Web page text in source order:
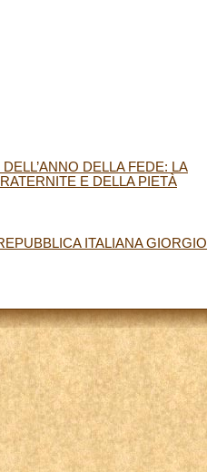
DELLA FEDE: LA
E DELLA PIETÀ
ITALIANA GIORGIO